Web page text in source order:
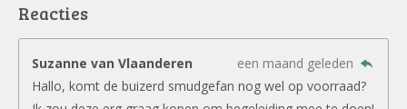
Reacties
Suzanne van Vlaanderen
een maand geleden
Hallo, komt de buizerd smudgefan nog wel op voorraad?